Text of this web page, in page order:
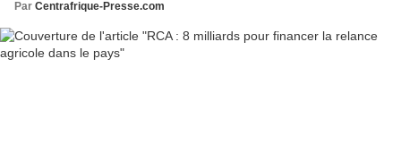
Par Centrafrique-Presse.com